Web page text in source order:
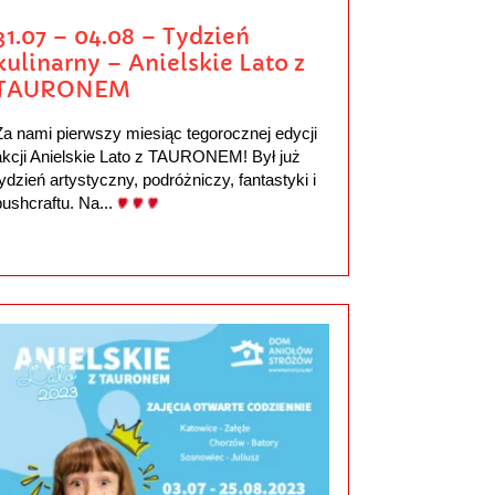
– 04.08 – Tydzień
– Anielskie Lato z
nami pierwszy miesiąc tegorocznej edycji
Anielskie Lato z TAURONEM! Był już
artystyczny, podróżniczy, fantastyki i
Na...